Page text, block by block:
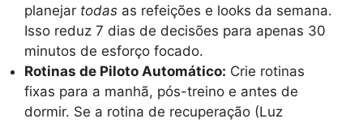
planejar todas as refeições e looks da semana.
Isso reduz 7 dias de decisões para apenas 30
minutos de esforço focado.
Rotinas de Piloto Automático: Crie rotinas
fixas para a manhã, pós-treino e antes de
dormir. Se a rotina de recuperação (Luz